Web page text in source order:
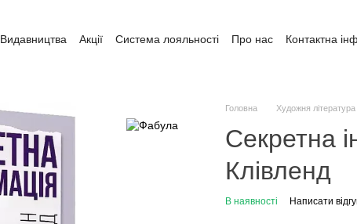
Видавництва Акції Система лояльності Про нас
Контактна
Головна Художня література
Секретна
Клівленд
В наявності Написати